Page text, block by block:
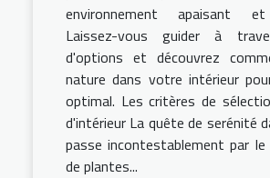
environnement apaisant
Laissez-vous guider à
d'options et découvrez
nature dans votre intérieur
optimal. Les critères de
d'intérieur La quête de serénité
passe incontestablement par le
de plantes...